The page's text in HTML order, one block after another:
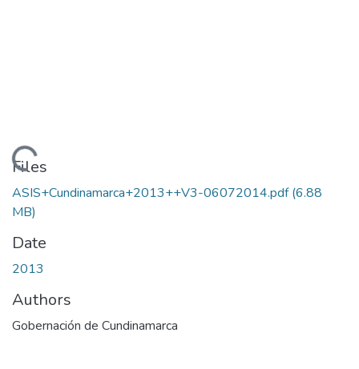
Loading...
Files
ASIS+Cundinamarca+2013++V3-06072014.pdf(6.88
MB)
Date
2013
Authors
Gobernación de Cundinamarca